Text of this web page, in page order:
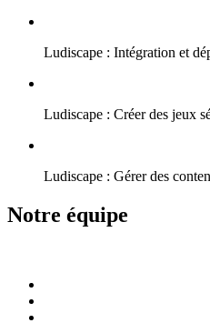
Ludiscape : Intégration et
Ludiscape : Créer des jeux
Ludiscape : Gérer des
Notre équipe